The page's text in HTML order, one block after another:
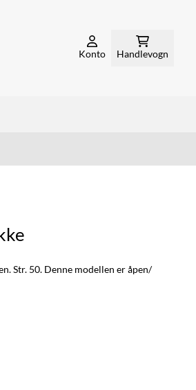
Konto Handlevogn
Str. 50. Denne modellen er åpen/